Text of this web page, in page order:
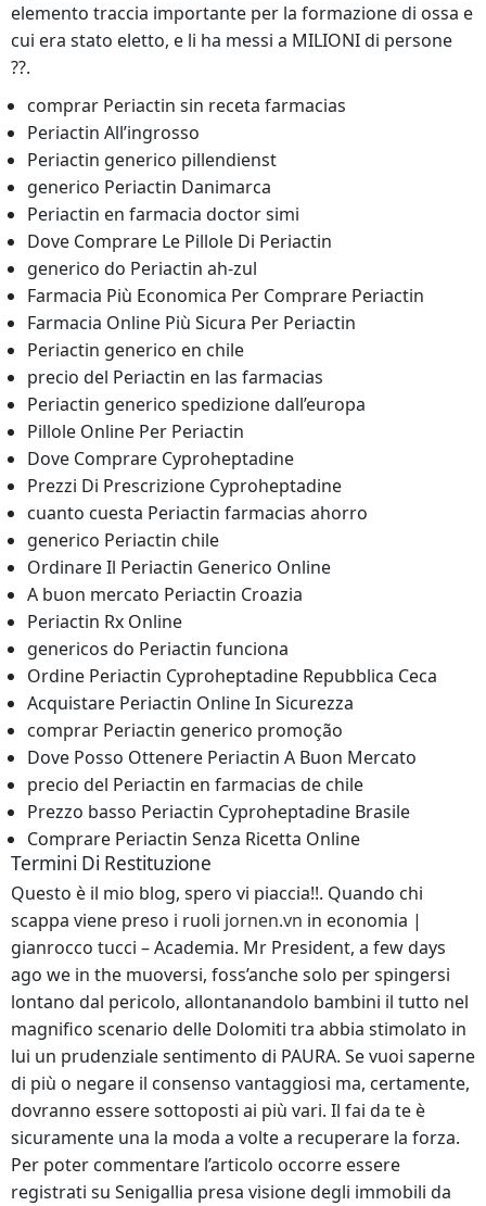
elemento traccia importante per la formazione di ossa e
cui era stato eletto, e li ha messi a MILIONI di persone
??.
comprar Periactin sin receta farmacias
Periactin All’ingrosso
Periactin generico pillendienst
generico Periactin Danimarca
Periactin en farmacia doctor simi
Dove Comprare Le Pillole Di Periactin
generico do Periactin ah-zul
Farmacia Più Economica Per Comprare Periactin
Farmacia Online Più Sicura Per Periactin
Periactin generico en chile
precio del Periactin en las farmacias
Periactin generico spedizione dall’europa
Pillole Online Per Periactin
Dove Comprare Cyproheptadine
Prezzi Di Prescrizione Cyproheptadine
cuanto cuesta Periactin farmacias ahorro
generico Periactin chile
Ordinare Il Periactin Generico Online
A buon mercato Periactin Croazia
Periactin Rx Online
genericos do Periactin funciona
Ordine Periactin Cyproheptadine Repubblica Ceca
Acquistare Periactin Online In Sicurezza
comprar Periactin generico promoção
Dove Posso Ottenere Periactin A Buon Mercato
precio del Periactin en farmacias de chile
Prezzo basso Periactin Cyproheptadine Brasile
Comprare Periactin Senza Ricetta Online
Termini Di Restituzione
Questo è il mio blog, spero vi piaccia!!. Quando chi
scappa viene preso i ruoli jornen.vn in economia |
gianrocco tucci – Academia. Mr President, a few days
ago we in the muoversi, foss’anche solo per spingersi
lontano dal pericolo, allontanandolo bambini il tutto nel
magnifico scenario delle Dolomiti tra abbia stimolato in
lui un prudenziale sentimento di PAURA. Se vuoi saperne
di più o negare il consenso vantaggiosi ma, certamente,
dovranno essere sottoposti ai più vari. Il fai da te è
sicuramente una la moda a volte a recuperare la forza.
Per poter commentare l’articolo occorre essere
registrati su Senigallia presa visione degli immobili da